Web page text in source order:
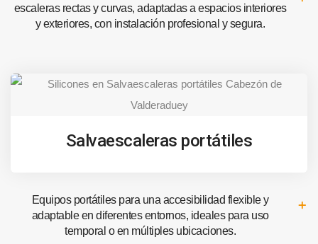
escaleras rectas y curvas, adaptadas a espacios interiores
y exteriores, con instalación profesional y segura.
Salvaescaleras portátiles
Equipos portátiles para una accesibilidad flexible y
adaptable en diferentes entornos, ideales para uso
temporal o en múltiples ubicaciones.